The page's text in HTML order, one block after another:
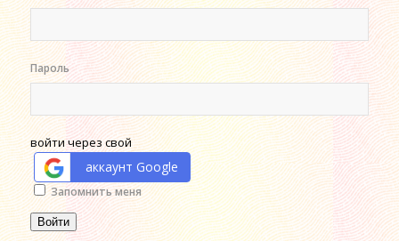
Пароль
войти через свой
аккаунт Google
Alternative:
Запомнить меня
Войти